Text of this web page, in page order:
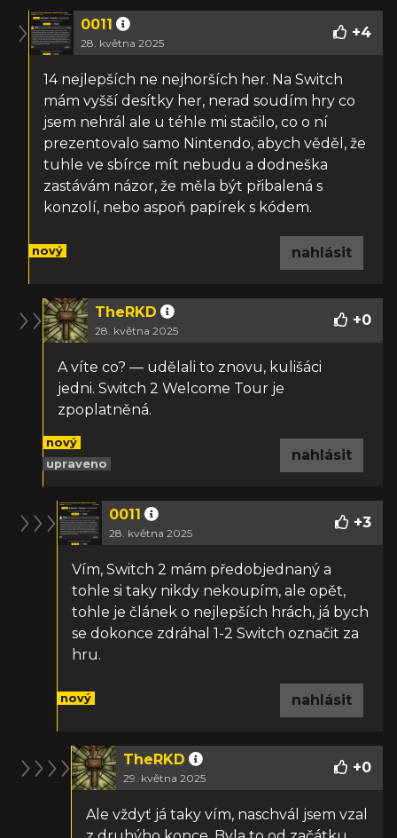
0011
28. května 2025
+4
14 nejlepších ne nejhorších her. Na Switch
mám vyšší desítky her, nerad soudím hry co
jsem nehrál ale u téhle mi stačilo, co o ní
prezentovalo samo Nintendo, abych věděl, že
tuhle ve sbírce mít nebudu a dodneška
zastávám názor, že měla být přibalená s
konzolí, nebo aspoň papírek s kódem.
nový nahlásit
TheRKD
28. května 2025
+0
A víte co? — udělali to znovu, kulišáci
jedni. Switch 2 Welcome Tour je
zpoplatněná.
nový
upraveno
nahlásit
0011
28. května 2025
+3
Vím, Switch 2 mám předobjednaný a
tohle si taky nikdy nekoupím, ale opět,
tohle je článek o nejlepších hrách, já bych
se dokonce zdráhal 1-2 Switch označit za
hru.
nový nahlásit
TheRKD
29. května 2025
+0
Ale vždyť já taky vím, naschvál jsem vzal